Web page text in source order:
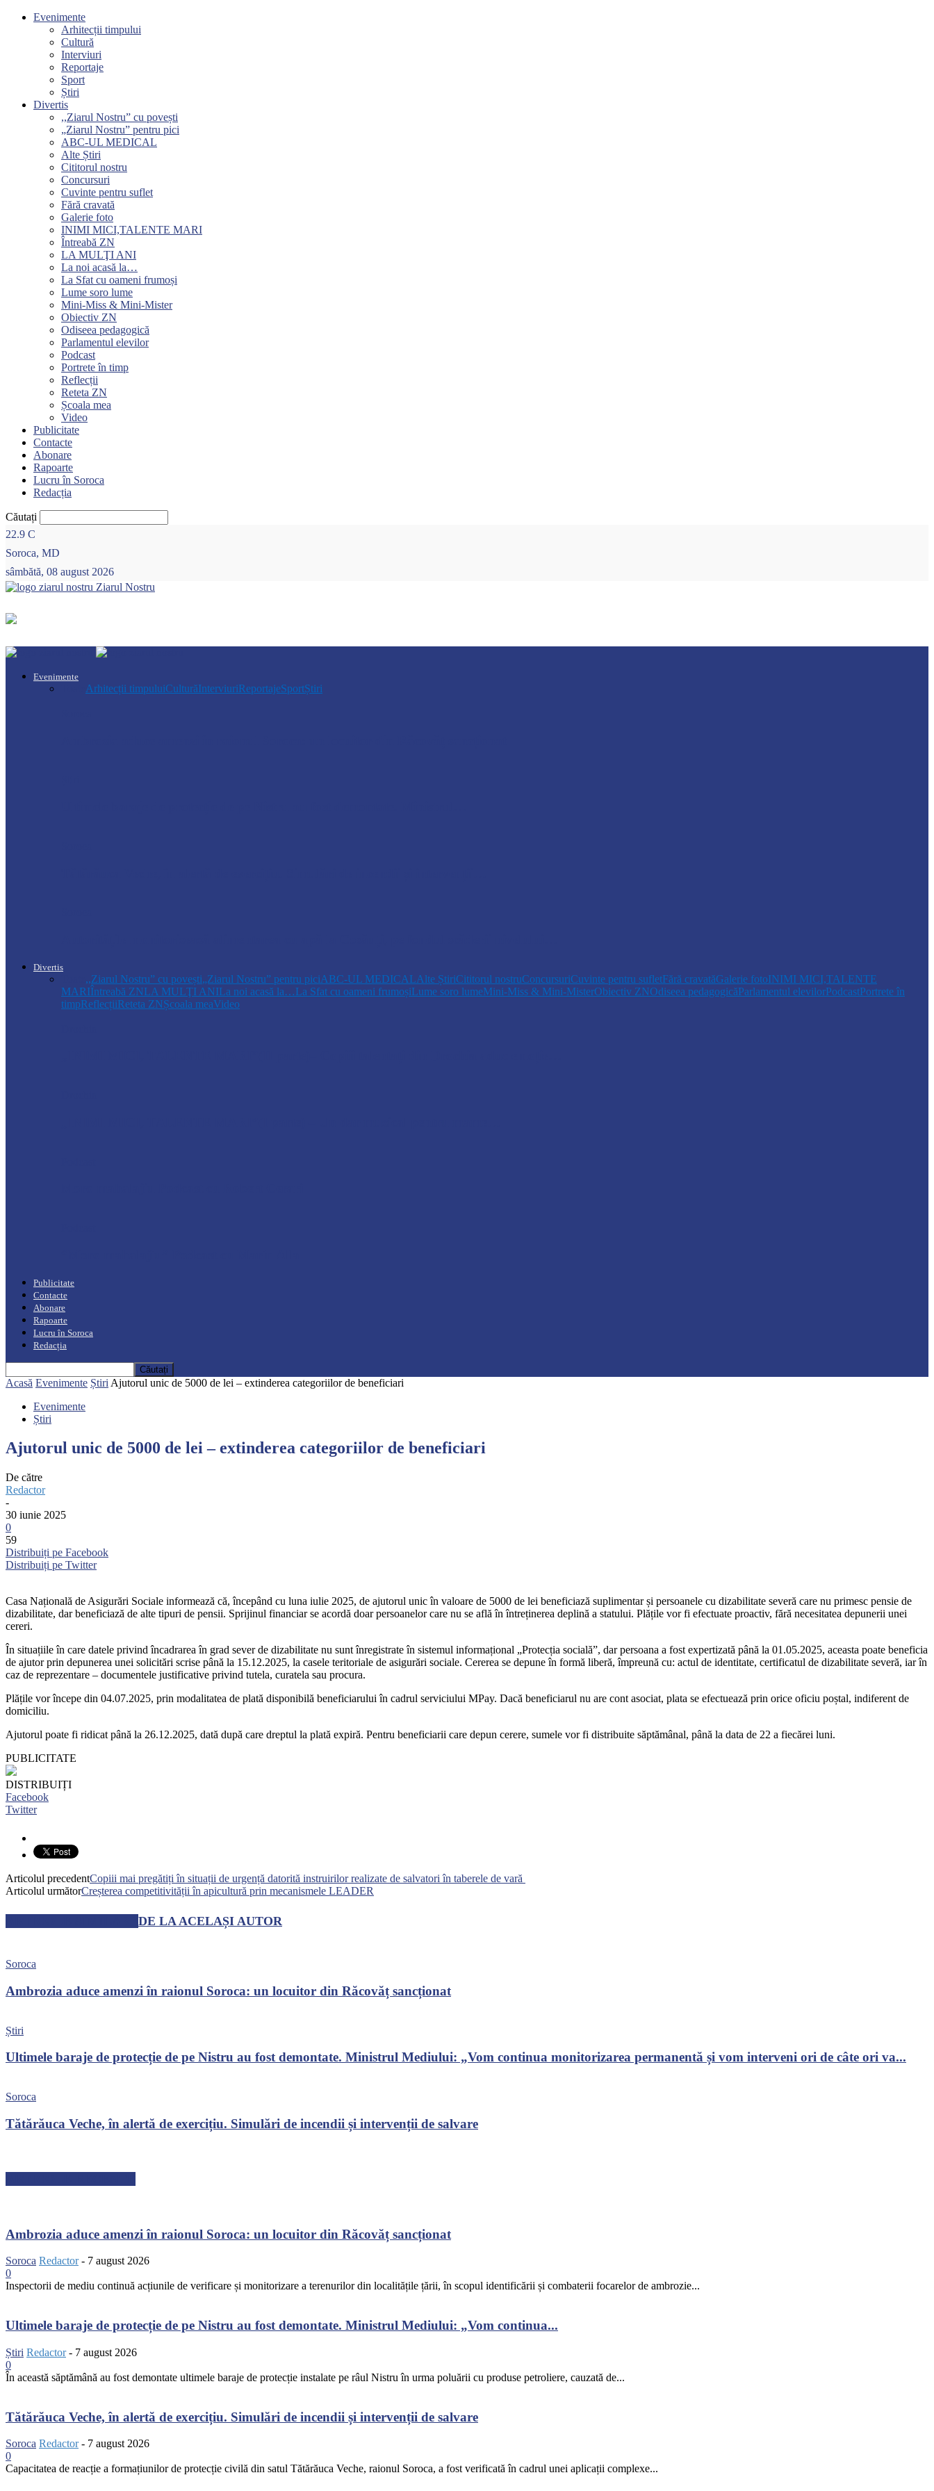
Evenimente
Arhitecții timpului
Cultură
Interviuri
Reportaje
Sport
Știri
Divertis
,,Ziarul Nostru” cu povești
„Ziarul Nostru” pentru pici
ABC-UL MEDICAL
Alte Știri
Cititorul nostru
Concursuri
Cuvinte pentru suflet
Fără cravată
Galerie foto
INIMI MICI,TALENTE MARI
Întreabă ZN
LA MULŢI ANI
La noi acasă la…
La Sfat cu oameni frumoși
Lume soro lume
Mini-Miss & Mini-Mister
Obiectiv ZN
Odiseea pedagogică
Parlamentul elevilor
Podcast
Portrete în timp
Reflecții
Reteta ZN
Școala mea
Video
Publicitate
Contacte
Abonare
Rapoarte
Lucru în Soroca
Redacția
Căutați
22.9 C
Soroca, MD
sâmbătă, 08 august 2026
Ziarul Nostru
Evenimente
Arhitecții timpuluiCulturăInterviuriReportajeSportȘtiri
Divertis
,,Ziarul Nostru” cu povești„Ziarul Nostru” pentru piciABC-UL MEDICALAlte ȘtiriCititorul nostruConcursuriCuvinte pentru sufletFără cravatăGalerie fotoINIMI MICI,TALENTE
MARIÎntreabă ZNLA MULŢI ANILa noi acasă la…La Sfat cu oameni frumoșiLume soro lumeMini-Miss & Mini-MisterObiectiv ZNOdiseea pedagogicăParlamentul elevilorPodcastPortrete în
timpReflecțiiReteta ZNȘcoala meaVideo
Publicitate
Contacte
Abonare
Rapoarte
Lucru în Soroca
Redacția
Acasă Evenimente Știri Ajutorul unic de 5000 de lei – extinderea categoriilor de beneficiari
Evenimente
Știri
Ajutorul unic de 5000 de lei – extinderea categoriilor de beneficiari
De către
Redactor
-
30 iunie 2025
0
59
Distribuiți pe Facebook
Distribuiți pe Twitter
Casa Națională de Asigurări Sociale informează că, începând cu luna iulie 2025, de ajutorul unic în valoare de 5000 de lei beneficiază suplimentar și persoanele cu dizabilitate severă care nu primesc pensie de
dizabilitate, dar beneficiază de alte tipuri de pensii. Sprijinul financiar se acordă doar persoanelor care nu se află în întreținerea deplină a statului. Plățile vor fi efectuate proactiv, fără necesitatea depunerii unei
cereri.
În situațiile în care datele privind încadrarea în grad sever de dizabilitate nu sunt înregistrate în sistemul informațional „Protecția socială”, dar persoana a fost expertizată până la 01.05.2025, aceasta poate beneficia
de ajutor prin depunerea unei solicitări scrise până la 15.12.2025, la casele teritoriale de asigurări sociale. Cererea se depune în formă liberă, împreună cu: actul de identitate, certificatul de dizabilitate severă, iar în
caz de reprezentare – documentele justificative privind tutela, curatela sau procura.
Plățile vor începe din 04.07.2025, prin modalitatea de plată disponibilă beneficiarului în cadrul serviciului MPay. Dacă beneficiarul nu are cont asociat, plata se efectuează prin orice oficiu poștal, indiferent de
domiciliu.
Ajutorul poate fi ridicat până la 26.12.2025, dată după care dreptul la plată expiră. Pentru beneficiarii care depun cerere, sumele vor fi distribuite săptămânal, până la data de 22 a fiecărei luni.
PUBLICITATE
DISTRIBUIȚI
Facebook
Twitter
Articolul precedentCopiii mai pregătiți în situații de urgență datorită instruirilor realizate de salvatori în taberele de vară
Articolul următorCreșterea competitivității în apicultură prin mecanismele LEADER
DE LA ACELAȘI AUTOR
Soroca
Ambrozia aduce amenzi în raionul Soroca: un locuitor din Răcovăț sancționat
Știri
Ultimele baraje de protecție de pe Nistru au fost demontate. Ministrul Mediului: „Vom continua monitorizarea permanentă și vom interveni ori de câte ori va...
Soroca
Tătărăuca Veche, în alertă de exercițiu. Simulări de incendii și intervenții de salvare
Ambrozia aduce amenzi în raionul Soroca: un locuitor din Răcovăț sancționat
Soroca Redactor - 7 august 2026
0
Inspectorii de mediu continuă acțiunile de verificare și monitorizare a terenurilor din localitățile țării, în scopul identificării și combaterii focarelor de ambrozie...
Ultimele baraje de protecție de pe Nistru au fost demontate. Ministrul Mediului: „Vom continua...
Știri Redactor - 7 august 2026
0
În această săptămână au fost demontate ultimele baraje de protecție instalate pe râul Nistru în urma poluării cu produse petroliere, cauzată de...
Tătărăuca Veche, în alertă de exercițiu. Simulări de incendii și intervenții de salvare
Soroca Redactor - 7 august 2026
0
Capacitatea de reacție a formațiunilor de protecție civilă din satul Tătărăuca Veche, raionul Soroca, a fost verificată în cadrul unei aplicații complexe...